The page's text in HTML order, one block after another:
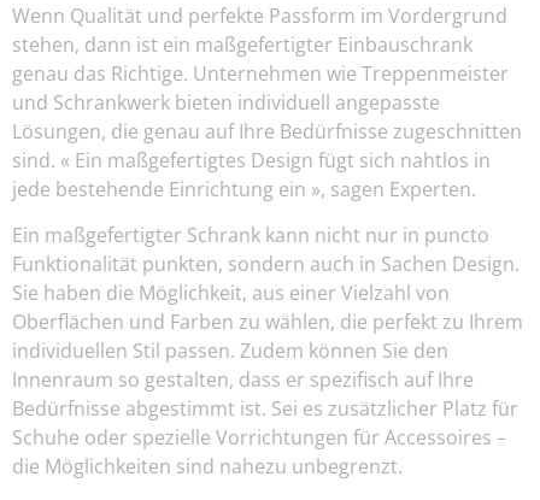
Wenn Qualität und perfekte Passform im Vordergrund
stehen, dann ist ein maßgefertigter Einbauschrank
genau das Richtige. Unternehmen wie Treppenmeister
und Schrankwerk bieten individuell angepasste
Lösungen, die genau auf Ihre Bedürfnisse zugeschnitten
sind. « Ein maßgefertigtes Design fügt sich nahtlos in
jede bestehende Einrichtung ein », sagen Experten.
Ein maßgefertigter Schrank kann nicht nur in puncto
Funktionalität punkten, sondern auch in Sachen Design.
Sie haben die Möglichkeit, aus einer Vielzahl von
Oberflächen und Farben zu wählen, die perfekt zu Ihrem
individuellen Stil passen. Zudem können Sie den
Innenraum so gestalten, dass er spezifisch auf Ihre
Bedürfnisse abgestimmt ist. Sei es zusätzlicher Platz für
Schuhe oder spezielle Vorrichtungen für Accessoires –
die Möglichkeiten sind nahezu unbegrenzt.